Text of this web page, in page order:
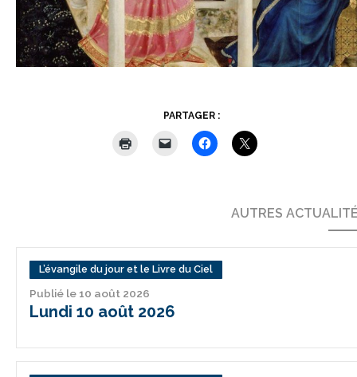
PARTAGER :
AUTRES
L’évangile du jour et le Livre du Ciel
Publié le 10 août 2026
Lundi 10 août 2026